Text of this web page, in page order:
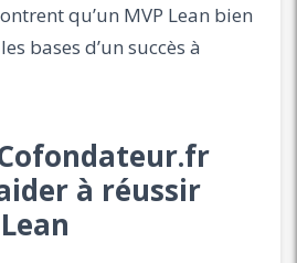
qu’un MVP Lean bien
bases d’un succès à
à réussir